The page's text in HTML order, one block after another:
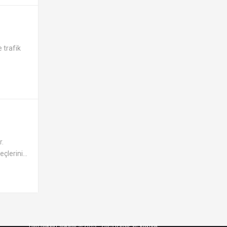
trafik
Tüm hakları saklıdır © 2013 - 2025 İzinsiz ve kaynak